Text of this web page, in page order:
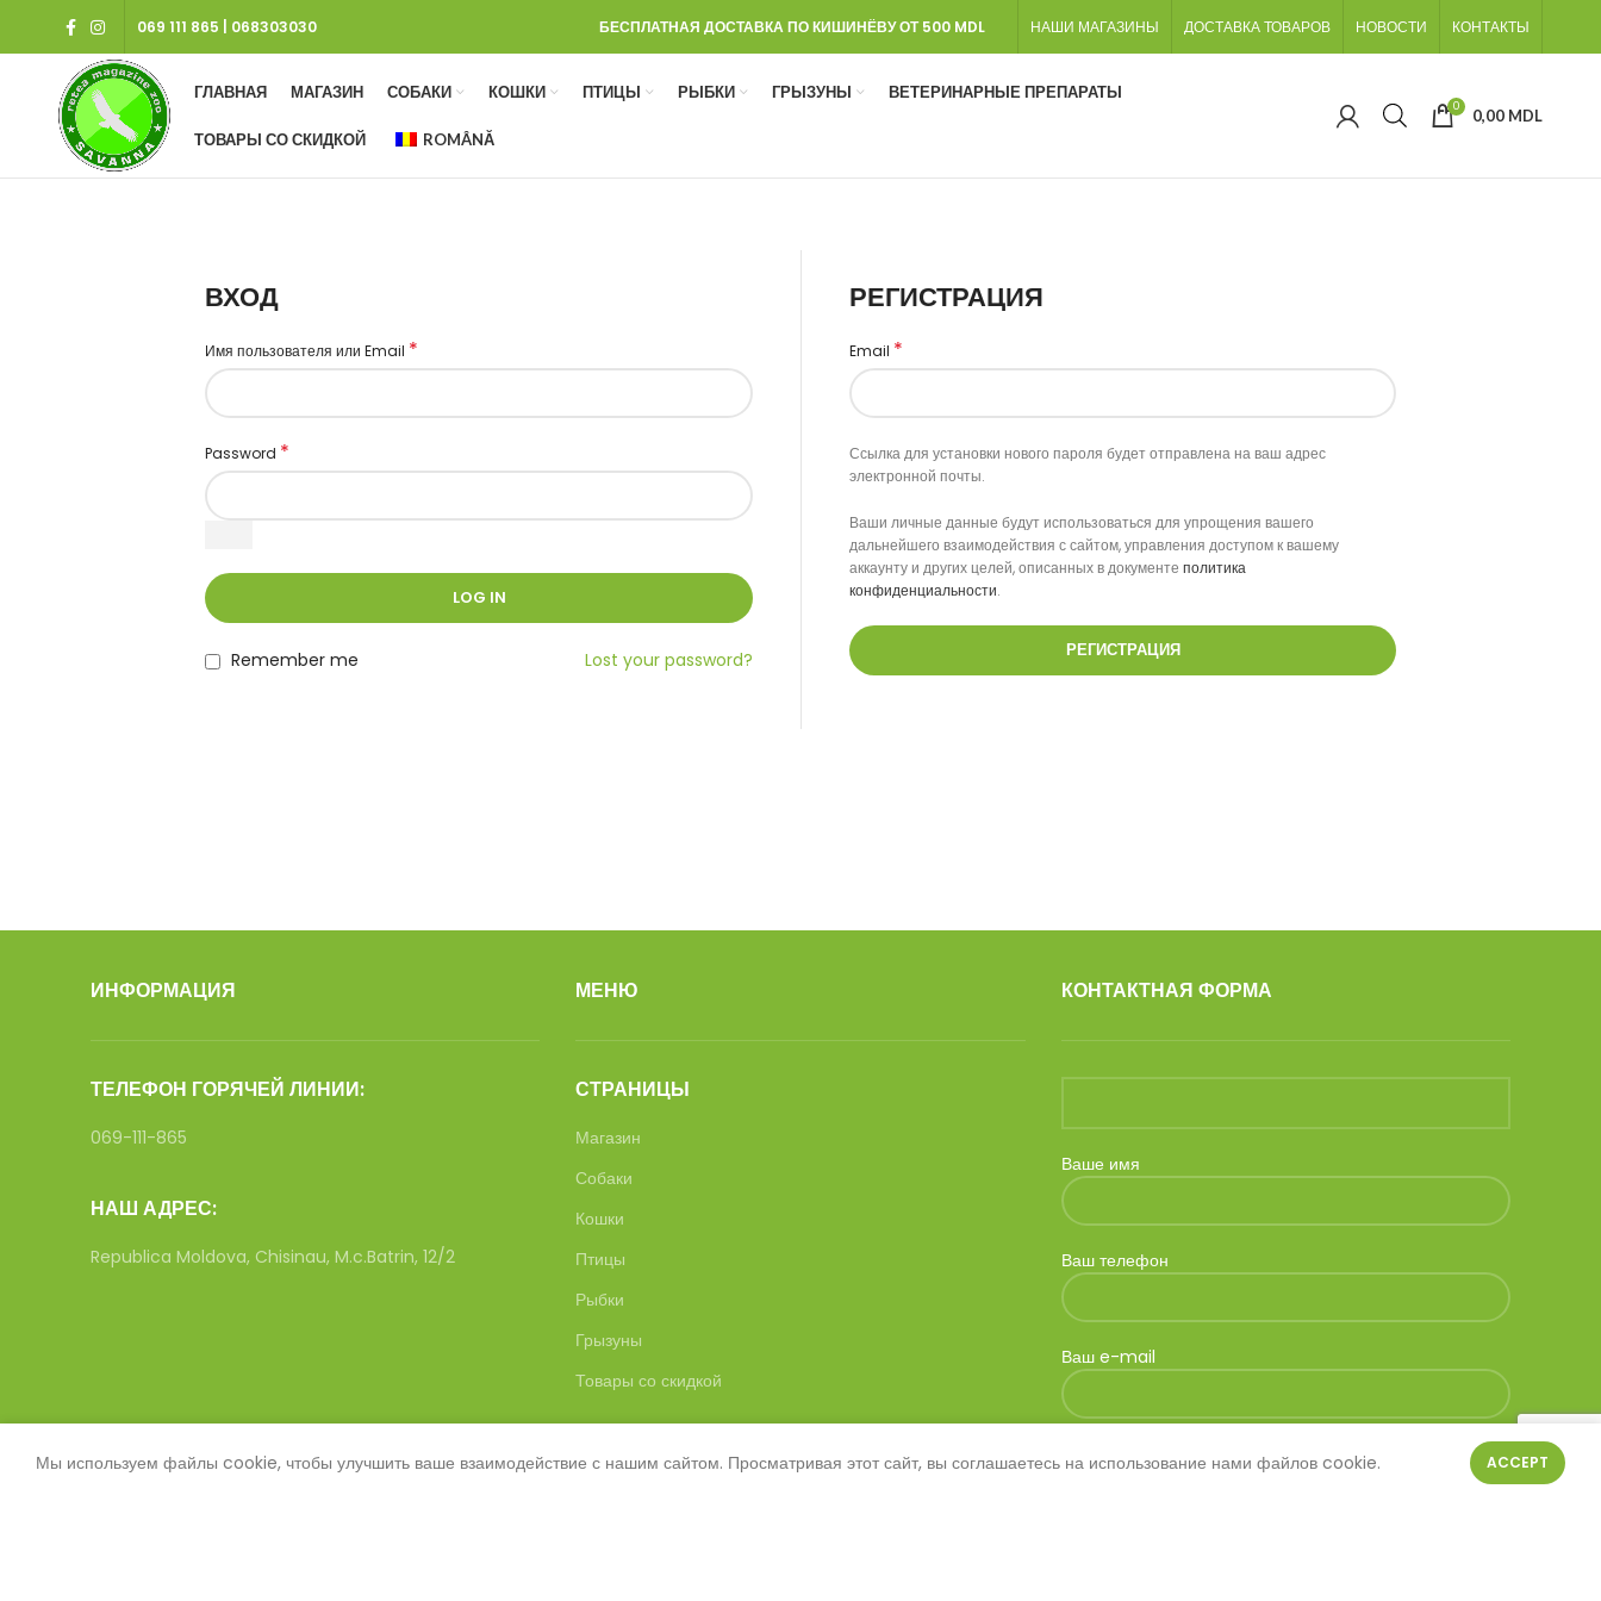
069 111 865 068303030 БЕСПЛАТНАЯ ДОСТАВКА ПО КИШИНЁВУ ОТ 500 MDL НАШИ МАГАЗИНЫ ДОСТАВКА ТОВАРОВ НОВОСТИ КОНТАКТЫ
ГЛАВНАЯ МАГАЗИН СОБАКИ КОШКИ ПТИЦЫ РЫБКИ ГРЫЗУНЫ ВЕТЕРИНАРНЫЕ ПРЕПАРАТЫ
ТОВАРЫ СО СКИДКОЙ ROMÂNĂ
0 0,00 MDL
ВХОД
Имя пользователя или Email *
Password *
LOG IN
Lost your password?
Remember me
РЕГИСТРАЦИЯ
Email *
Ссылка для установки нового пароля будет отправлена ​​на ваш адрес
электронной почты.
Ваши личные данные будут использоваться для упрощения вашего
дальнейшего взаимодействия с сайтом, управления доступом к вашему
аккаунту и других целей, описанных в документе политика
конфиденциальности.
РЕГИСТРАЦИЯ
ИНФОРМАЦИЯ
ТЕЛЕФОН ГОРЯЧЕЙ ЛИНИИ:
069-111-865
НАШ АДРЕС:
Republica Moldova, Chisinau, M.c.Batrin, 12/2
МЕНЮ
СТРАНИЦЫ
Магазин
Собаки
Кошки
Птицы
Рыбки
Грызуны
Товары со скидкой
КОНТАКТНАЯ ФОРМА
Ваше имя
Ваш телефон
Ваш e-mail
Мы используем файлы cookie, чтобы улучшить ваше взаимодействие с нашим сайтом. Просматривая этот сайт, вы соглашаетесь на использование нами файлов cookie. ACCEPT